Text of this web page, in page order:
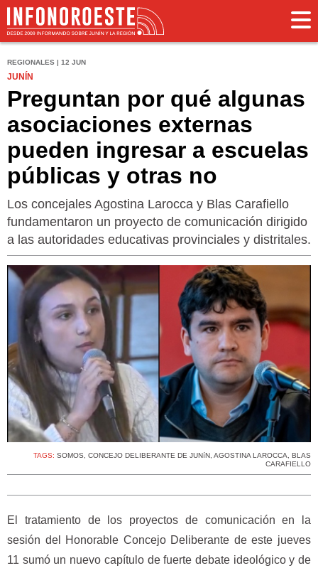
REGIONALES | 12 JUN
JUNÍN
Preguntan por qué algunas
asociaciones externas
pueden ingresar a escuelas
públicas y otras no
Los concejales Agostina Larocca y Blas Carafiello
fundamentaron un proyecto de comunicación dirigido
a las autoridades educativas provinciales y distritales.
TAGS: SOMOS, CONCEJO DELIBERANTE DE JUNíN, AGOSTINA LAROCCA, BLAS
CARAFIELLO
El tratamiento de los proyectos de comunicación en la
sesión del Honorable Concejo Deliberante de este jueves
11 sumó un nuevo capítulo de fuerte debate ideológico y de